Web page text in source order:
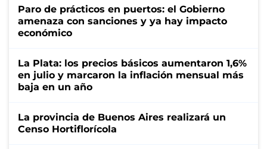
Paro de prácticos en puertos: el Gobierno
amenaza con sanciones y ya hay impacto
económico
La Plata: los precios básicos aumentaron 1,6%
en julio y marcaron la inflación mensual más
baja en un año
La provincia de Buenos Aires realizará un
Censo Hortiflorícola